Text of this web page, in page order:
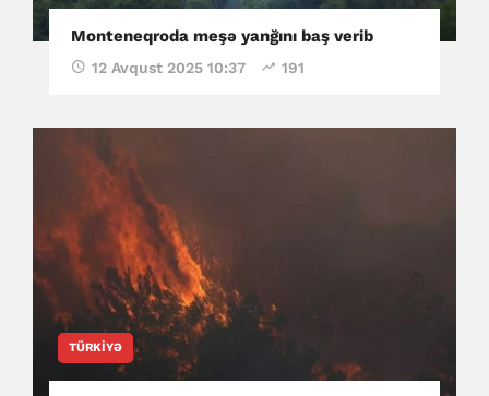
Monteneqroda meşə yanğını baş verib
12 Avqust 2025 10:37 191
TÜRKIYƏ